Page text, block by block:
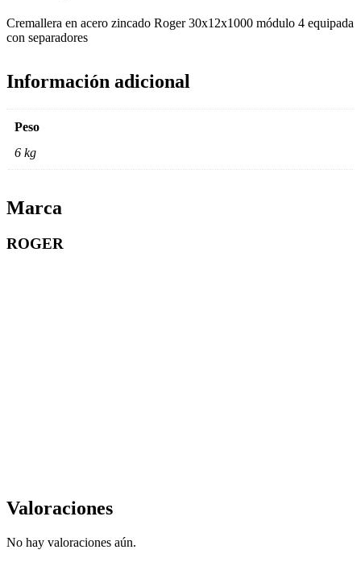
Cremallera en acero zincado Roger 30x12x1000 módulo 4 equipada
con separadores
Información adicional
Peso
6 kg
Marca
ROGER
Valoraciones
No hay valoraciones aún.